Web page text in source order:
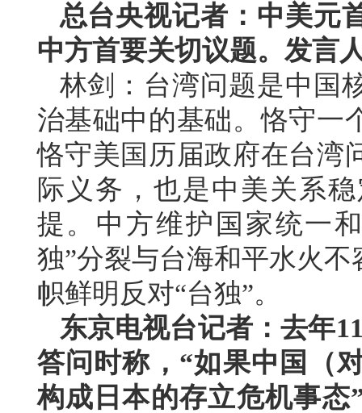
总台央视记者：中美元
中方首要关切议题。发言
林剑：台湾问题是中国
治基础中的基础。恪守一
恪守美国历届政府在台湾
际义务，也是中美关系
提。中方维护国家统一
独”分裂与台海和平水火
帜鲜明反对“台独”。
东京电视台记者：去年
答问时称，“如果中国（
构成日本的存立危机事